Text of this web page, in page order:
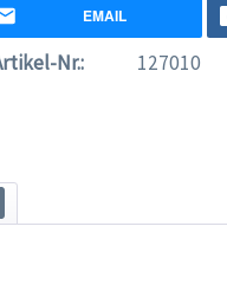
EMAIL
Nr.: 127010